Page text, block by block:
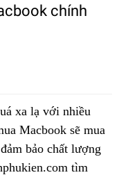
chính
xa lạ với nhiều
Macbook sẽ mua
bảo chất lượng
tìm